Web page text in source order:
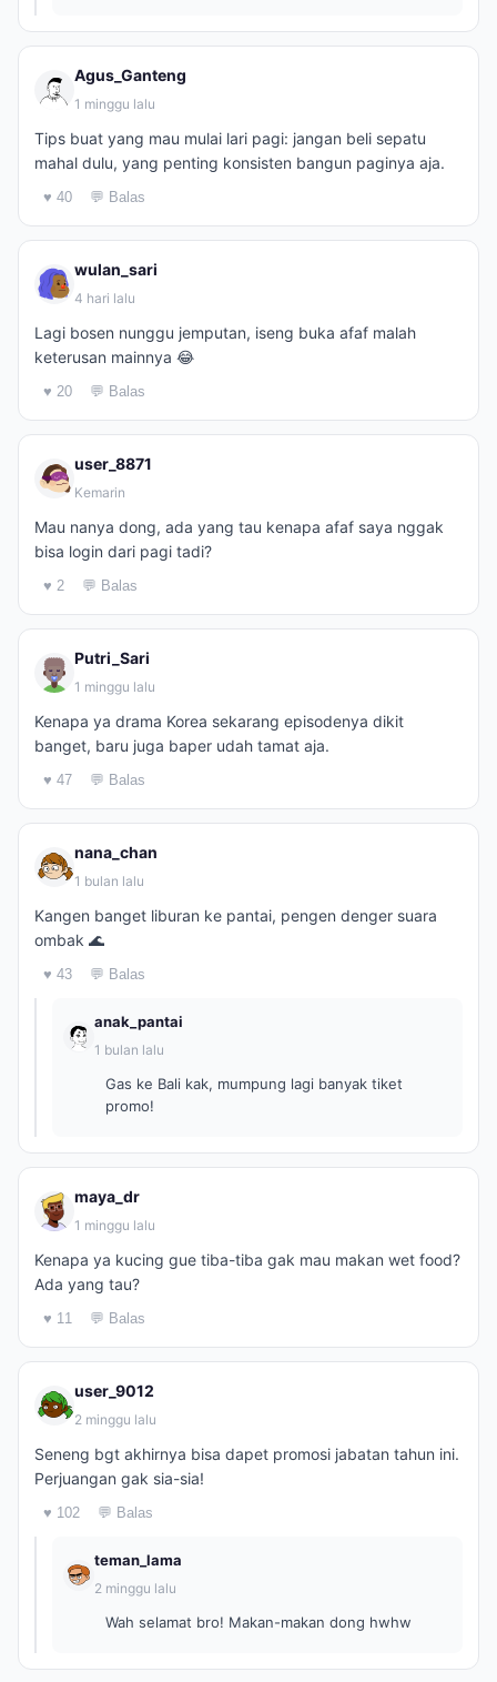
Agus_Ganteng
1 minggu lalu
Tips buat yang mau mulai lari pagi: jangan beli sepatu
mahal dulu, yang penting konsisten bangun paginya aja.
♥ 40 💬 Balas
wulan_sari
4 hari lalu
Lagi bosen nunggu jemputan, iseng buka afaf malah
keterusan mainnya 😂
♥ 20 💬 Balas
user_8871
Kemarin
Mau nanya dong, ada yang tau kenapa afaf saya nggak
bisa login dari pagi tadi?
♥ 2 💬 Balas
Putri_Sari
1 minggu lalu
Kenapa ya drama Korea sekarang episodenya dikit
banget, baru juga baper udah tamat aja.
♥ 47 💬 Balas
nana_chan
1 bulan lalu
Kangen banget liburan ke pantai, pengen denger suara
ombak 🌊
♥ 43 💬 Balas
anak_pantai
1 bulan lalu
Gas ke Bali kak, mumpung lagi banyak tiket
promo!
maya_dr
1 minggu lalu
Kenapa ya kucing gue tiba-tiba gak mau makan wet food?
Ada yang tau?
♥ 11 💬 Balas
user_9012
2 minggu lalu
Seneng bgt akhirnya bisa dapet promosi jabatan tahun ini.
Perjuangan gak sia-sia!
♥ 102 💬 Balas
teman_lama
2 minggu lalu
Wah selamat bro! Makan-makan dong hwhw